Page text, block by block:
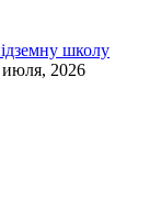
школу
июля, 2026